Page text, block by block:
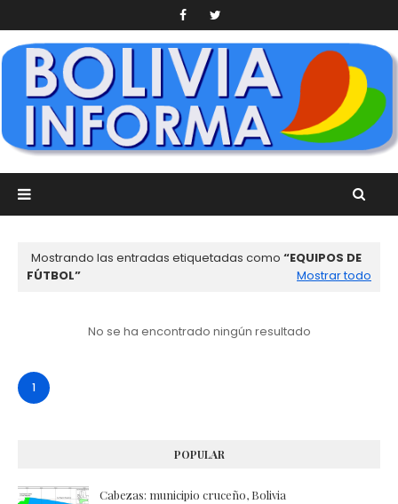
Mostrando las entradas etiquetadas como
EQUIPOS DE
FÚTBOL
Mostrar todo
No se ha encontrado ningún resultado
1
POPULAR
Cabezas: municipio cruceño, Bolivia